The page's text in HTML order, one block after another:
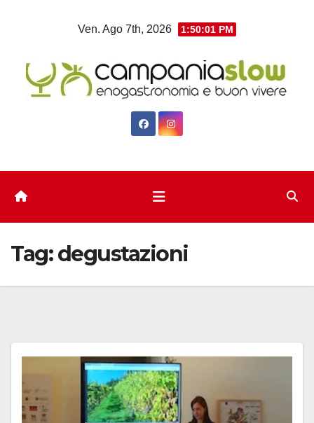
Ven. Ago 7th, 2026 1:50:02 PM
Tag:degustazioni